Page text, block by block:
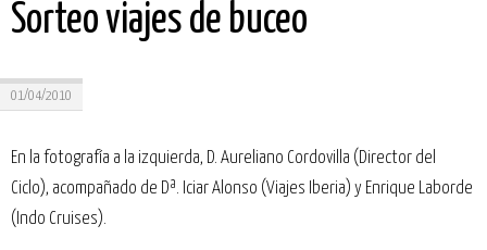
Sorteo viajes de buceo
01/04/2010
En la fotografía a la izquierda, D. Aureliano Cordovilla (Director del
Ciclo), acompañado de Dª. Iciar Alonso (Viajes Iberia) y Enrique Laborde
(Indo Cruises).